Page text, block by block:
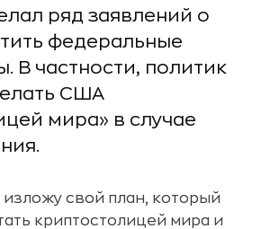
ряд заявлений о
федеральные
В частности, политик
США
мира» в случае
свой план, который
криптостолицей мира и